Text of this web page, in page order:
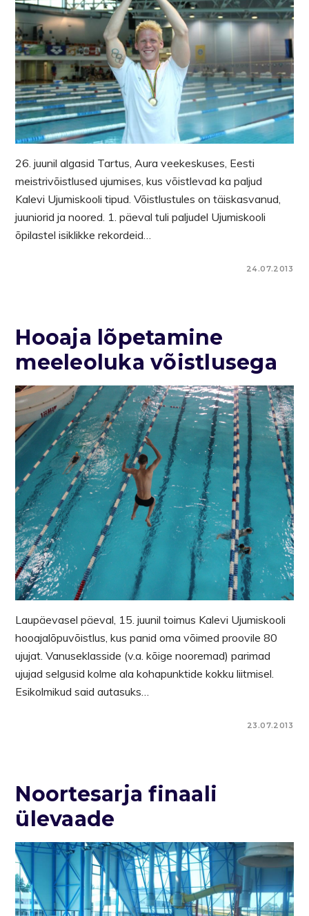
26. juunil algasid Tartus, Aura veekeskuses, Eesti
meistrivõistlused ujumises, kus võistlevad ka paljud
Kalevi Ujumiskooli tipud. Võistlustules on täiskasvanud,
juuniorid ja noored. 1. päeval tuli paljudel Ujumiskooli
õpilastel isiklikke rekordeid…
24.07.2013
Hooaja lõpetamine
meeleoluka võistlusega
Laupäevasel päeval, 15. juunil toimus Kalevi Ujumiskooli
hooajalõpuvõistlus, kus panid oma võimed proovile 80
ujujat. Vanuseklasside (v.a. kõige nooremad) parimad
ujujad selgusid kolme ala kohapunktide kokku liitmisel.
Esikolmikud said autasuks…
23.07.2013
Noortesarja finaali
ülevaade